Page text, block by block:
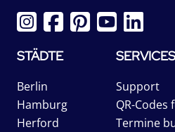
STÄDTE
Berlin
Hamburg
Herford
SERVICES
Support
QR-
Termine